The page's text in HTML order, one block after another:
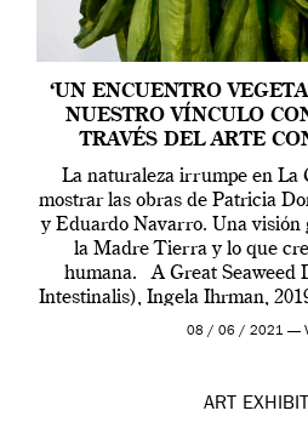
‘UN ENCUENTRO
NUESTRO VÍNCULO
TRAVÉS DEL ARTE
La naturaleza irrumpe en La
mostrar las obras de Patricia
y Eduardo Navarro. Una visión
la Madre Tierra y lo que
humana. A Great Seaweed
Intestinalis), Ingela Ihrman,
Madrid y la
08 / 06 / 2021 —
ART